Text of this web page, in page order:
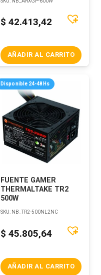
$ 42.413,42
AÑADIR AL CARRITO
Disponible 24-48Hs
FUENTE GAMER
THERMALTAKE TR2
500W
SKU: NB_TR2-500NL2NC
$ 45.805,64
AÑADIR AL CARRITO